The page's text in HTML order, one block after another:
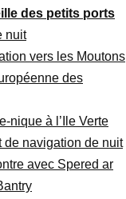
des petits ports
nuit
vers les Moutons
des
nique à l’Ile Verte
de navigation de nuit
avec Spered ar